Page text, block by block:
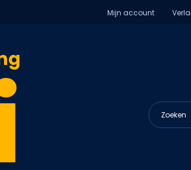
Mijn account